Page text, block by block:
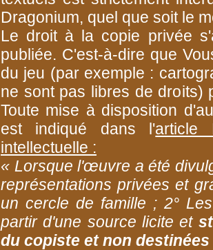
Dragonium, quel que soit le
Le droit à la copie privée
publiée. C'est-à-dire que
du jeu (par exemple :
ne sont pas libres de droits)
Toute mise à disposition
est indiqué dans l'article
intellectuelle :
« Lorsque l'œuvre a été
représentations privées et
un cercle de famille ; 2°
partir d'une source licite et
du copiste et non